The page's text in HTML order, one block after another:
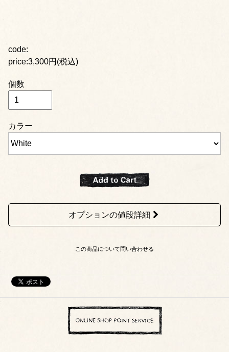
code:
price:3,300円(税込)
個数
カラー
オプションの値段詳細
この商品について問い合わせる